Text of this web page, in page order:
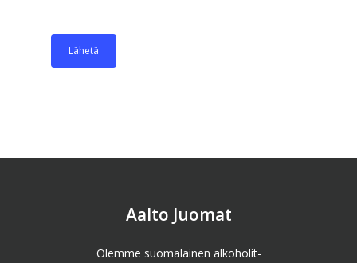
Aalto Juomat
Olemme suomalainen alkoholit-